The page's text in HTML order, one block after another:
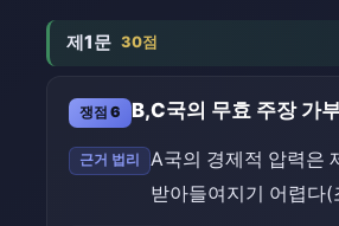
제1문 30점
쟁점 6 B,C국의 무효 주장 가
근거 법리
A국의 경제적 압력은
받아들여지기 어렵다